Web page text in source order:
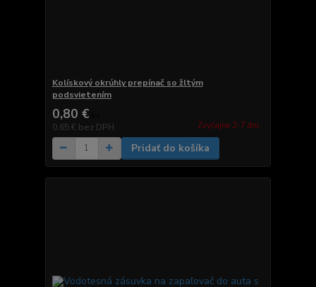
Kolískový okrúhly prepínač so žltým
podsvietením
0,80 €
0,65 € bez DPH Zvyčajne 2-7 dni.
Pridať do košíka